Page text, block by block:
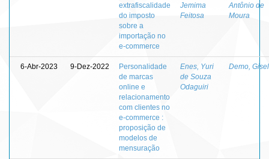
extrafiscalidade
do imposto
sobre a
importação no
e-commerce
Jemima
Feitosa
Antônio de
Moura
6-Abr-2023 9-Dez-2022
Personalidade
de marcas
online e
relacionamento
com clientes no
e-commerce :
proposição de
modelos de
mensuração
Enes, Yuri
de Souza
Odaguiri
Demo,